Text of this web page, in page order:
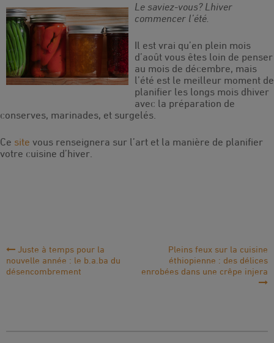
Le saviez-vous? Lhiver
commencer l’été.
Il est vrai qu’en plein mois
d’août vous êtes loin de penser
au mois de décembre, mais
l’été est le meilleur moment de
planifier les longs mois dhiver
avec la préparation de
conserves, marinades, et surgelés.
Ce site vous renseignera sur l’art et la manière de planifier
votre cuisine d’hiver.
Navigation
de
Juste à temps pour la
nouvelle année : le b.a.ba du
désencombrement
Pleins feux sur la cuisine
éthiopienne : des délices
enrobées dans une crêpe injera